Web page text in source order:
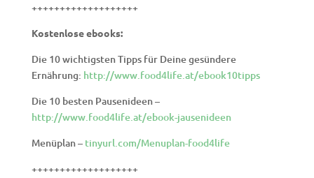
+++++++++++++++++++
Kostenlose ebooks:
Die 10 wichtigsten Tipps für Deine gesündere
Ernährung: http://www.food4life.at/ebook10tipps
Die 10 besten Pausenideen –
http://www.food4life.at/ebook-jausenideen
Menüplan – tinyurl.com/Menuplan-food4life
+++++++++++++++++++